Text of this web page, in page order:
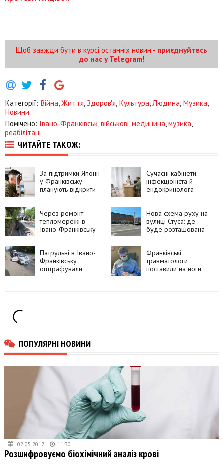
Щоб завжди бути в курсі останніх новин - приєднуйтесь
до нас у Telegram!
Категорії: Війна Життя Здоров'я Культура Людина Музика
Новини
Помічено: Івано-Франківськ військові медицина музика
реабілітаці
ЧИТАЙТЕ ТАКОЖ:
За підтримки Японії
у Франківську
планують відкрити
втратою зору
Сучасні кабінети
інфекціоніста й
ендокринолога
Івано-Франківську
Через ремонт
тепломережі в
Івано-Франківську
Нова схема руху на
вулиці Стуса: де
буде розташована
Патрульні в Івано-
Франківську
оштрафували
Франківські
травматологи
поставили на ноги
ПОПУЛЯРНІ НОВИНИ
02.05.2017 11:30
Розшифровуємо біохімічний аналіз крові